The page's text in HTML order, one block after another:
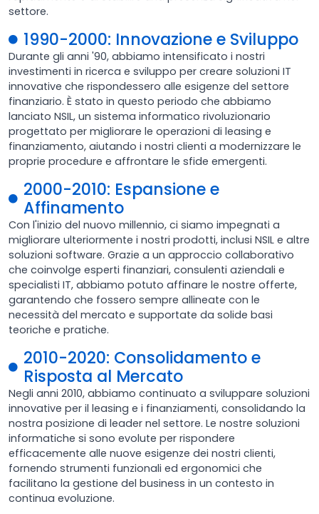
settore.
1990-2000: Innovazione e Sviluppo
Durante gli anni '90, abbiamo intensificato i nostri
investimenti in ricerca e sviluppo per creare soluzioni IT
innovative che rispondessero alle esigenze del settore
finanziario. È stato in questo periodo che abbiamo
lanciato NSIL, un sistema informatico rivoluzionario
progettato per migliorare le operazioni di leasing e
finanziamento, aiutando i nostri clienti a modernizzare le
proprie procedure e affrontare le sfide emergenti.
2000-2010: Espansione e
Affinamento
Con l'inizio del nuovo millennio, ci siamo impegnati a
migliorare ulteriormente i nostri prodotti, inclusi NSIL e altre
soluzioni software. Grazie a un approccio collaborativo
che coinvolge esperti finanziari, consulenti aziendali e
specialisti IT, abbiamo potuto affinare le nostre offerte,
garantendo che fossero sempre allineate con le
necessità del mercato e supportate da solide basi
teoriche e pratiche.
2010-2020: Consolidamento e
Risposta al Mercato
Negli anni 2010, abbiamo continuato a sviluppare soluzioni
innovative per il leasing e i finanziamenti, consolidando la
nostra posizione di leader nel settore. Le nostre soluzioni
informatiche si sono evolute per rispondere
efficacemente alle nuove esigenze dei nostri clienti,
fornendo strumenti funzionali ed ergonomici che
facilitano la gestione del business in un contesto in
continua evoluzione.